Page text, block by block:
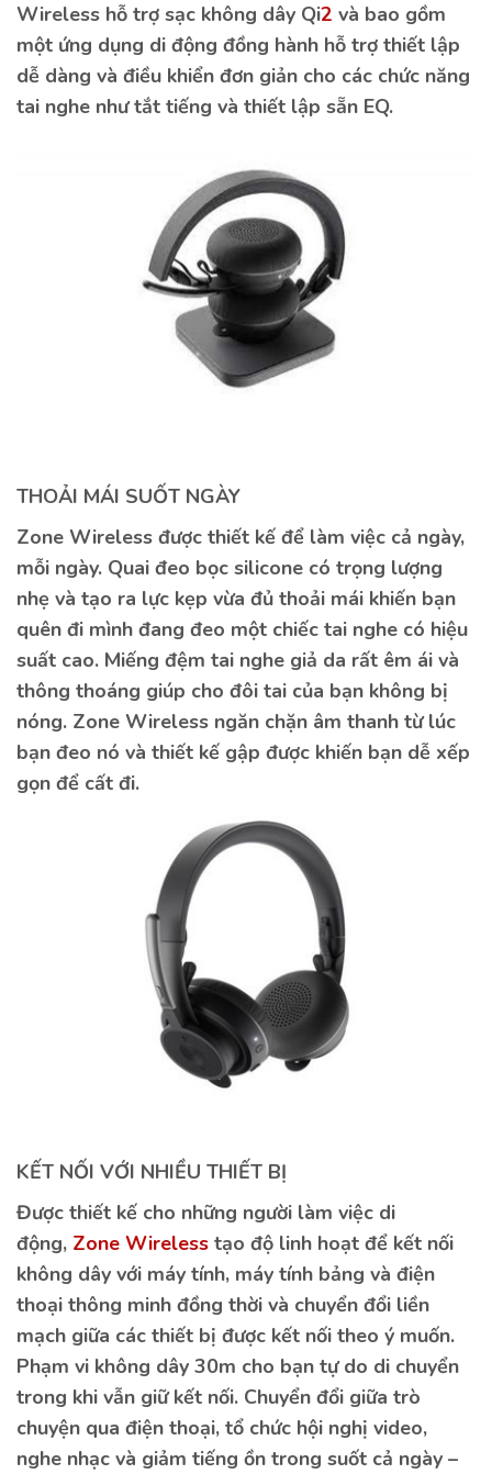
Wireless hỗ trợ sạc không dây Qi2 và bao gồm
một ứng dụng di động đồng hành hỗ trợ thiết lập
dễ dàng và điều khiển đơn giản cho các chức năng
tai nghe như tắt tiếng và thiết lập sẵn EQ.
THOẢI MÁI SUỐT NGÀY
Zone Wireless được thiết kế để làm việc cả ngày,
mỗi ngày. Quai đeo bọc silicone có trọng lượng
nhẹ và tạo ra lực kẹp vừa đủ thoải mái khiến bạn
quên đi mình đang đeo một chiếc tai nghe có hiệu
suất cao. Miếng đệm tai nghe giả da rất êm ái và
thông thoáng giúp cho đôi tai của bạn không bị
nóng. Zone Wireless ngăn chặn âm thanh từ lúc
bạn đeo nó và thiết kế gập được khiến bạn dễ xếp
gọn để cất đi.
KẾT NỐI VỚI NHIỀU THIẾT BỊ
Được thiết kế cho những người làm việc di
động, Zone Wireless tạo độ linh hoạt để kết nối
không dây với máy tính, máy tính bảng và điện
thoại thông minh đồng thời và chuyển đổi liền
mạch giữa các thiết bị được kết nối theo ý muốn.
Phạm vi không dây 30m cho bạn tự do di chuyển
trong khi vẫn giữ kết nối. Chuyển đổi giữa trò
chuyện qua điện thoại, tổ chức hội nghị video,
nghe nhạc và giảm tiếng ồn trong suốt cả ngày –